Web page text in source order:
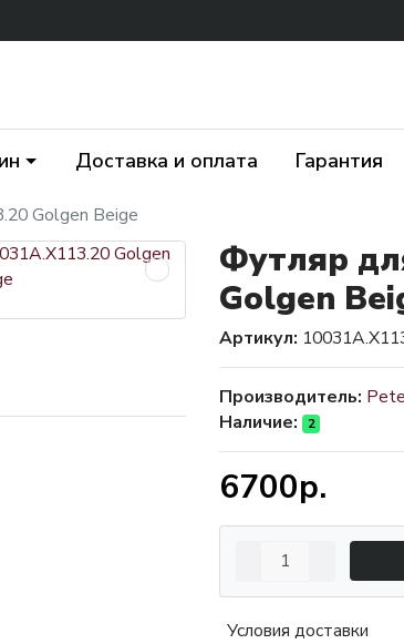
Доставка и оплата Гарантия
Golgen Beige
Футляр
Golgen
Артикул:
Производитель:
Наличие:
2
6700р.
Условия доставки